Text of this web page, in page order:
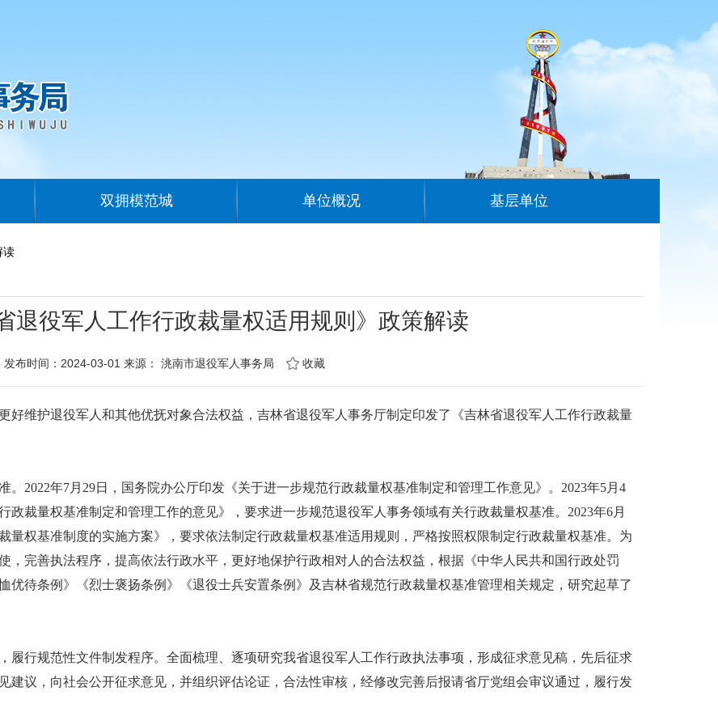
双拥模范城 单位概况 基层单位
读
退役军人工作行政裁量权适用规则》政策解读
发布时间：2024-03-01 来源： 洮南市退役军人事务局 收藏
好维护退役军人和其他优抚对象合法权益，吉林省退役军人事务厅制定印发了《吉林省退役军人工作行政裁量
年7月29日，国务院办公厅印发《关于进一步规范行政裁量权基准制定和管理工作意见》。2023年5月4
政裁量权基准制定和管理工作的意见》，要求进一步规范退役军人事务领域有关行政裁量权基准。2023年6月
量权基准制度的实施方案》，要求依法制定行政裁量权基准适用规则，严格按照权限制定行政裁量权基准。为
，完善执法程序，提高依法行政水平，更好地保护行政相对人的合法权益，根据《中华人民共和国行政处罚
优待条例》《烈士褒扬条例》《退役士兵安置条例》及吉林省规范行政裁量权基准管理相关规定，研究起草了
行规范性文件制发程序。全面梳理、逐项研究我省退役军人工作行政执法事项，形成征求意见稿，先后征求
建议，向社会公开征求意见，并组织评估论证，合法性审核，经修改完善后报请省厅党组会审议通过，履行发